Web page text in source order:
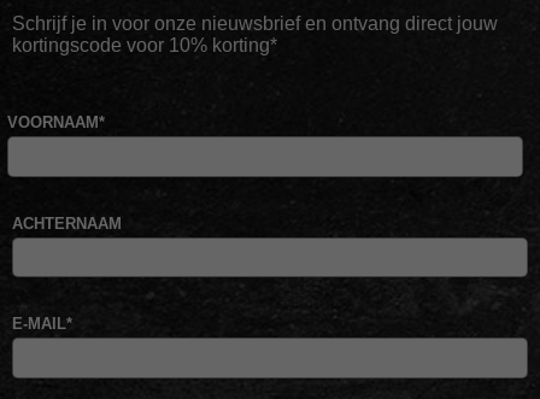
Schrijf je in voor onze nieuwsbrief en ontvang direct jouw
kortingscode voor 10% korting*
VOORNAAM*
ACHTERNAAM
E-MAIL*